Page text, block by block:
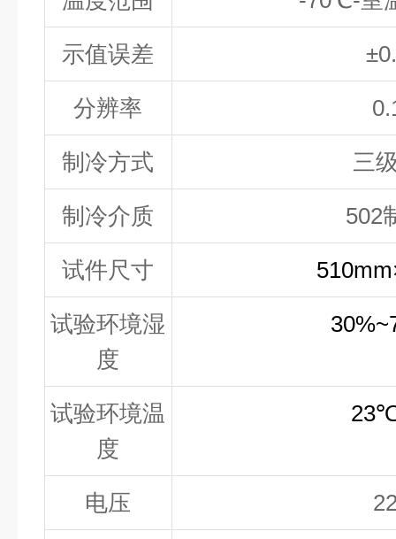
示值误差
分辨率
制冷方式 三
制冷介质 502
试件尺寸
试验环境湿
度
试验环境温
度
23
电压